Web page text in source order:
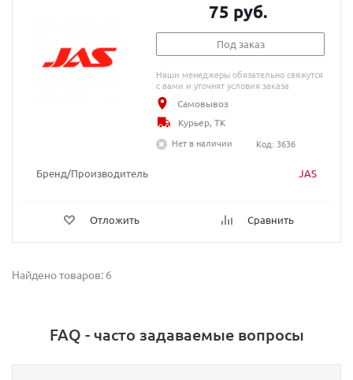
Бренд/Производитель JAS
Отложить Сравнить
75 руб.
Под заказ
Наши менеджеры обязательно свяжутся
с вами и уточнят условия заказа
Самовывоз
Курьер, ТК
Нет в наличии
Код: 3636
Найдено товаров: 6
FAQ - часто задаваемые вопросы